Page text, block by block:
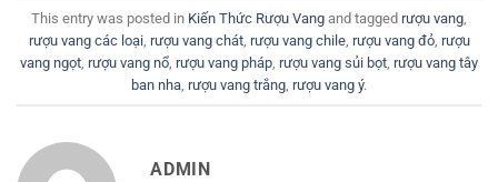
This entry was posted in Kiến Thức Rượu Vang and tagged rượu vang
rượu vang các loại, rượu vang chát, rượu vang chile, rượu vang đỏ, rượu
vang ngọt rượu vang nổ rượu vang pháp rượu vang sủi bọt rượu vang tây
ban nha rượu vang trắng rượu vang ý.
ADMIN